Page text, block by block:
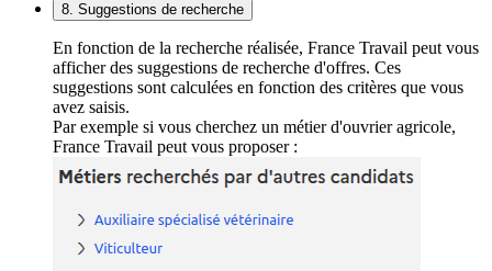
8. Suggestions de recherche
En fonction de la recherche réalisée, France Travail peut vous
afficher des suggestions de recherche d'offres. Ces
suggestions sont calculées en fonction des critères que vous
avez saisis.
Par exemple si vous cherchez un métier d'ouvrier agricole,
France Travail peut vous proposer :